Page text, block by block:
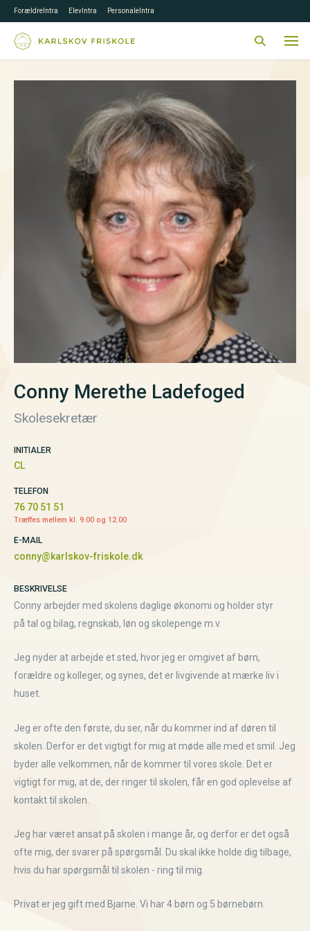
ForældreIntra ElevIntra PersonaleIntra
Conny Merethe Ladefoged
Skolesekretær
INITIALER
CL
TELEFON
76 70 51 51
Træffes mellem kl. 9.00 og 12.00
E-MAIL
conny@karlskov-friskole.dk
BESKRIVELSE
Conny arbejder med skolens daglige økonomi og holder styr
på tal og bilag, regnskab, løn og skolepenge m.v.
Jeg nyder at arbejde et sted, hvor jeg er omgivet af børn,
forældre og kolleger, og synes, det er livgivende at mærke liv i
huset.
Jeg er ofte den første, du ser, når du kommer ind af døren til
skolen. Derfor er det vigtigt for mig at møde alle med et smil. Jeg
byder alle velkommen, når de kommer til vores skole. Det er
vigtigt for mig, at de, der ringer til skolen, får en god oplevelse af
kontakt til skolen.
Jeg har været ansat på skolen i mange år, og derfor er det også
ofte mig, der svarer på spørgsmål. Du skal ikke holde dig tilbage,
hvis du har spørgsmål til skolen - ring til mig.
Privat er jeg gift med Bjarne. Vi har 4 børn og 5 børnebørn.